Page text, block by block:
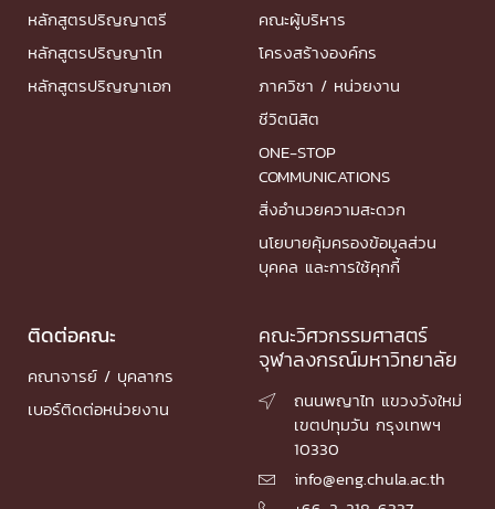
หลักสูตรปริญญาตรี
หลักสูตรปริญญาโท
หลักสูตรปริญญาเอก
คณะผู้บริหาร
โครงสร้างองค์กร
ภาควิชา / หน่วยงาน
ชีวิตนิสิต
ONE-STOP
COMMUNICATIONS
สิ่งอำนวยความสะดวก
นโยบายคุ้มครองข้อมูลส่วน
บุคคล และการใช้คุกกี้
ติดต่อคณะ
คณาจารย์ / บุคลากร
เบอร์ติดต่อหน่วยงาน
คณะวิศวกรรมศาสตร์
จุฬาลงกรณ์มหาวิทยาลัย

ถนนพญาไท แขวงวังใหม่
เขตปทุมวัน กรุงเทพฯ
10330
 info@eng.chula.ac.th